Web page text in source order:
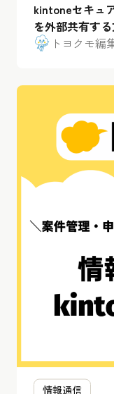
kintoneセキュ
を外部共有す
トヨクモ編
情報通信